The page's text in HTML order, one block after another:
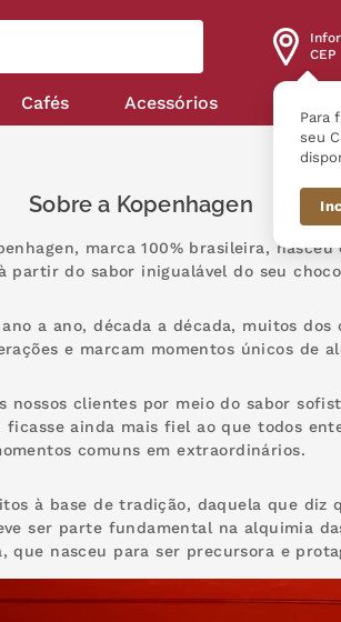
CEP
Para
seu
Cafés Acessórios
Sobre a Kopenhagen
marca 100% brasileira,
partir do sabor inigualável do seu
a ano, década a década, muitos
e marcam momentos únicos de
nossos clientes por meio do sabor
ficasse ainda mais fiel ao que todos
comuns em extraordinários.
à base de tradição, daquela que
ser parte fundamental na alquimia
que nasceu para ser precursora e